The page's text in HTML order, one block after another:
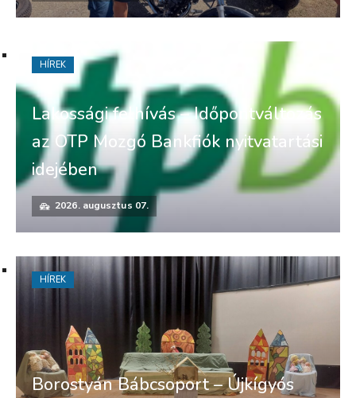
Lakossági felhívás – Időpontváltozás
az OTP Mozgó Bankfiók nyitvatartási
idejében
2026. augusztus 07.
HÍREK
Borostyán Bábcsoport – Újkígyós
HÍREK